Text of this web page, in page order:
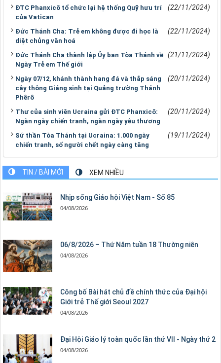
ĐTC Phanxicô tổ chức lại hệ thống Quỹ hưu trí
của Vatican
(22/11/2024)
Đức Thánh Cha: Trẻ em không được đi học là
diệt chủng văn hoá
(22/11/2024)
Đức Thánh Cha thành lập Ủy ban Tòa Thánh về
Ngày Trẻ em Thế giới
(21/11/2024)
Ngày 07/12, khánh thành hang đá và thắp sáng
cây thông Giáng sinh tại Quảng trường Thánh
Phêrô
(20/11/2024)
Thư của sinh viên Ucraina gửi ĐTC Phanxicô:
Ngàn ngày chiến tranh, ngàn ngày yêu thương
(20/11/2024)
Sứ thần Tòa Thánh tại Ucraina: 1.000 ngày
chiến tranh, số người chết ngày càng tăng
(19/11/2024)
TIN / BÀI MỚI XEM NHIỀU
Nhịp sống Giáo hội Việt Nam - Số 85
04/08/2026
06/8/2026 – Thứ Năm tuần 18 Thường niên
04/08/2026
Công bố Bài hát chủ đề chính thức của Đại hội
Giới trẻ Thế giới Seoul 2027
04/08/2026
Đại Hội Giáo lý toàn quốc lần thứ VII - Ngày thứ 2
04/08/2026